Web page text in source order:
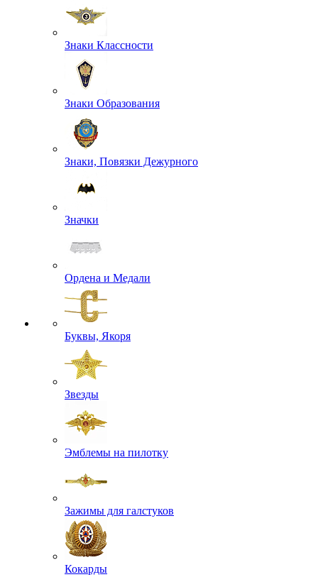
Знаки Классности
Знаки Образования
Знаки, Повязки Дежурного
Значки
Ордена и Медали
Буквы, Якоря
Звезды
Эмблемы на пилотку
Зажимы для галстуков
Кокарды